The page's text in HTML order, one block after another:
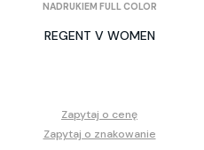
NADRUKIEM FULL COLOR
REGENT V WOMEN
Zapytaj o cenę
Zapytaj o znakowanie